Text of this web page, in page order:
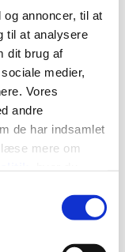
annoncer, til at
til at analysere
dit brug af
medier,
Vores
andre
de har indsamlet
mere om